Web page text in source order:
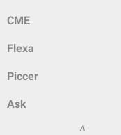
CME
Flexa
Piccer
Ask
A